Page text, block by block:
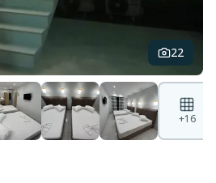
22
+16